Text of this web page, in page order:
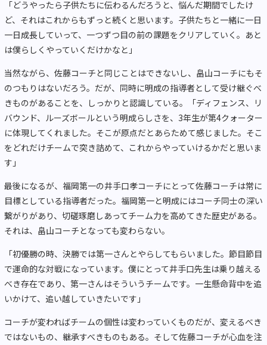
「どうやったら子供たちに伝わるんだろうと、悩んだ期間でしたけ
ど、それはこれからもずっと続くと思います。子供たちと一緒に一日
一日成長していって、一つずつ目の前の課題をクリアしていく。あと
は僕らしくやっていくだけかなと」
当然ながら、佐藤コーチと同じことはできないし、畠山コーチにもそ
のつもりはないだろう。だが、同時に明成の指導者として受け継ぐべ
きものがあることを、しっかりと認識している。「ディフェンス、リ
バウンド、ルーズボールという明成らしさを、3年生が第4クォーター
に体現してくれました。そこが原点だとあらためて感じました。そこ
をどれだけチームで突き詰めて、これからやっていけるかだと思いま
す」
最後になるが、福岡第一の井手口孝コーチにとって佐藤コーチは常に
目標としている指導者だった。福岡第一と明成にはコーチ同士の深い
繋がりがあり、切磋琢磨しあってチーム力を高めてきた歴史がある。
それは、畠山コーチとなっても変わらない。
「初優勝の時、決勝では第一さんとやらしてもらいました。節目節目
で運命的な対戦になっています。僕にとって井手口先生は乗り越える
べき存在であり、第一さんはそういうチームです。一生懸命背中を追
いかけて、追い越していきたいです」
コーチが変わればチームの個性は変わっていくものだが、変えるべき
ではないもの、継承すべきものもある。そして佐藤コーチが心血を注